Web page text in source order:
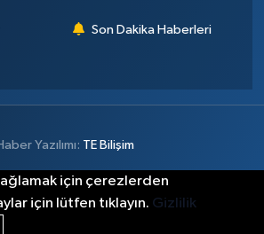
Son Dakika Haberleri
Yazılımı: TE Bilişim
için çerezlerden
için lütfen tıklayın. Gizlilik